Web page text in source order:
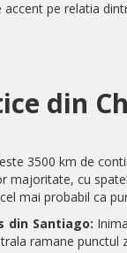
pe relatia
din
3500 km de
cu
mai probabil ca
din Santiago:
ramane